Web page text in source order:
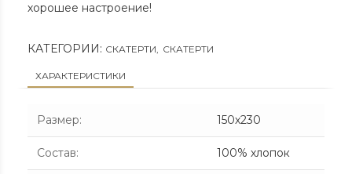
хорошее настроение!
КАТЕГОРИИ: СКАТЕРТИ, СКАТЕРТИ
ХАРАКТЕРИСТИКИ
Размер: 150х230
Состав: 100% хлопок